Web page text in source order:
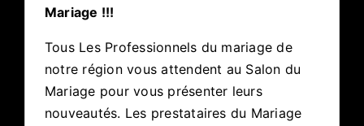
Mariage !!!
Tous Les Professionnels du mariage de
notre région vous attendent au Salon du
Mariage pour vous présenter leurs
nouveautés. Les prestataires du Mariage